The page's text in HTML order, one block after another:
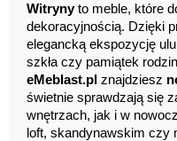
Witryny to meble, które
dekoracyjnością. Dzięki
elegancką ekspozycję
eMeblast.pl znajdziesz
świetnie sprawdzają się
wnętrzach, jak i w
loft, skandynawskim czy